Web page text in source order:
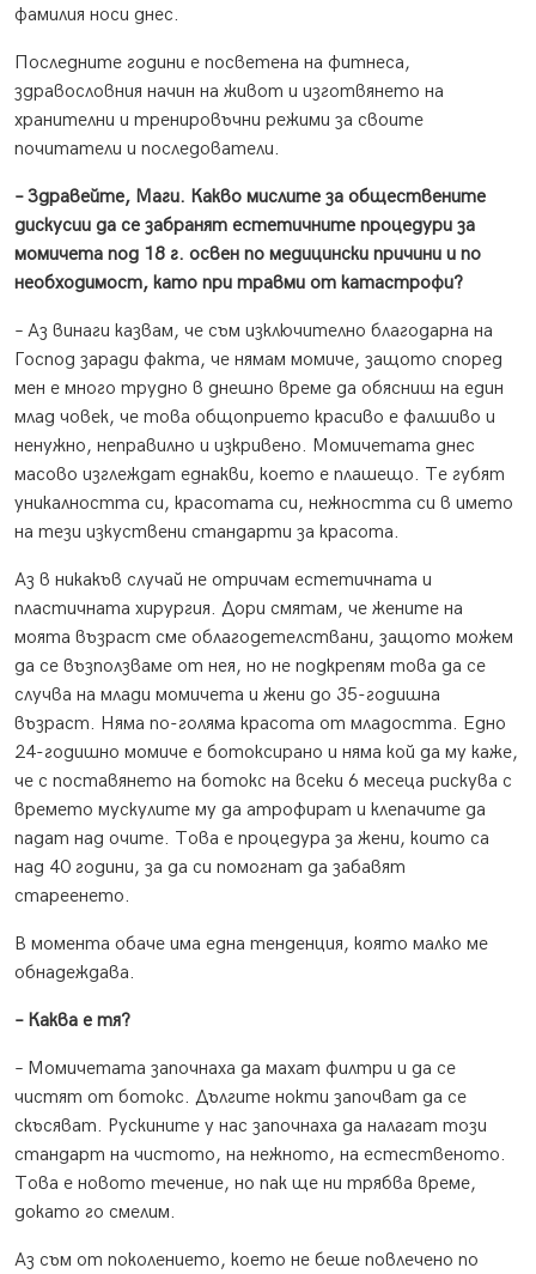
фамилия носи днес.
Последните години е посветена на фитнеса,
здравословния начин на живот и изготвянето на
хранителни и тренировъчни режими за своите
почитатели и последователи.
– Здравейте, Маги. Какво мислите за обществените
дискусии да се забранят естетичните процедури за
момичета под 18 г. освен по медицински причини и по
необходимост, като при травми от катастрофи?
– Аз винаги казвам, че съм изключително благодарна на
Господ заради факта, че нямам момиче, защото според
мен е много трудно в днешно време да обясниш на един
млад човек, че това общоприето красиво е фалшиво и
ненужно, неправилно и изкривено. Момичетата днес
масово изглеждат еднакви, което е плашещо. Те губят
уникалността си, красотата си, нежността си в името
на тези изкуствени стандарти за красота.
Аз в никакъв случай не отричам естетичната и
пластичната хирургия. Дори смятам, че жените на
моята възраст сме облагодетелствани, защото можем
да се възползваме от нея, но не подкрепям това да се
случва на млади момичета и жени до 35-годишна
възраст. Няма по-голяма красота от младостта. Едно
24-годишно момиче е ботоксирано и няма кой да му каже,
че с поставянето на ботокс на всеки 6 месеца рискува с
времето мускулите му да атрофират и клепачите да
падат над очите. Това е процедура за жени, които са
над 40 години, за да си помогнат да забавят
стареенето.
В момента обаче има една тенденция, която малко ме
обнадеждава.
– Каква е тя?
– Момичетата започнаха да махат филтри и да се
чистят от ботокс. Дългите нокти започват да се
скъсяват. Рускините у нас започнаха да налагат този
стандарт на чистото, на нежното, на естественото.
Това е новото течение, но пак ще ни трябва време,
докато го смелим.
Аз съм от поколението, което не беше повлечено по